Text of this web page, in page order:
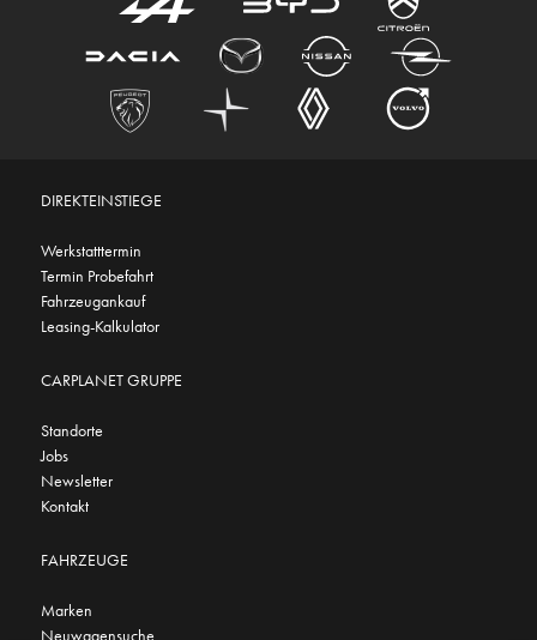
DIREKTEINSTIEGE
Werkstatttermin
Termin Probefahrt
Fahrzeugankauf
Leasing-Kalkulator
CARPLANET GRUPPE
Standorte
Jobs
Newsletter
Kontakt
FAHRZEUGE
Marken